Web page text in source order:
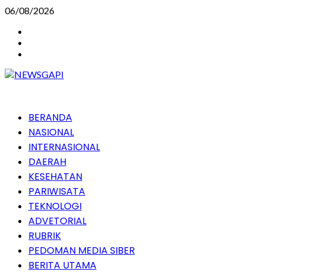
Skip
content
06/08/2026
PrimaryBERANDA
NASIONAL
INTERNASIONAL
DAERAH
KESEHATAN
PARIWISATA
TEKNOLOGI
ADVETORIAL
RUBRIK
PEDOMAN MEDIA SIBER
BERITA UTAMA